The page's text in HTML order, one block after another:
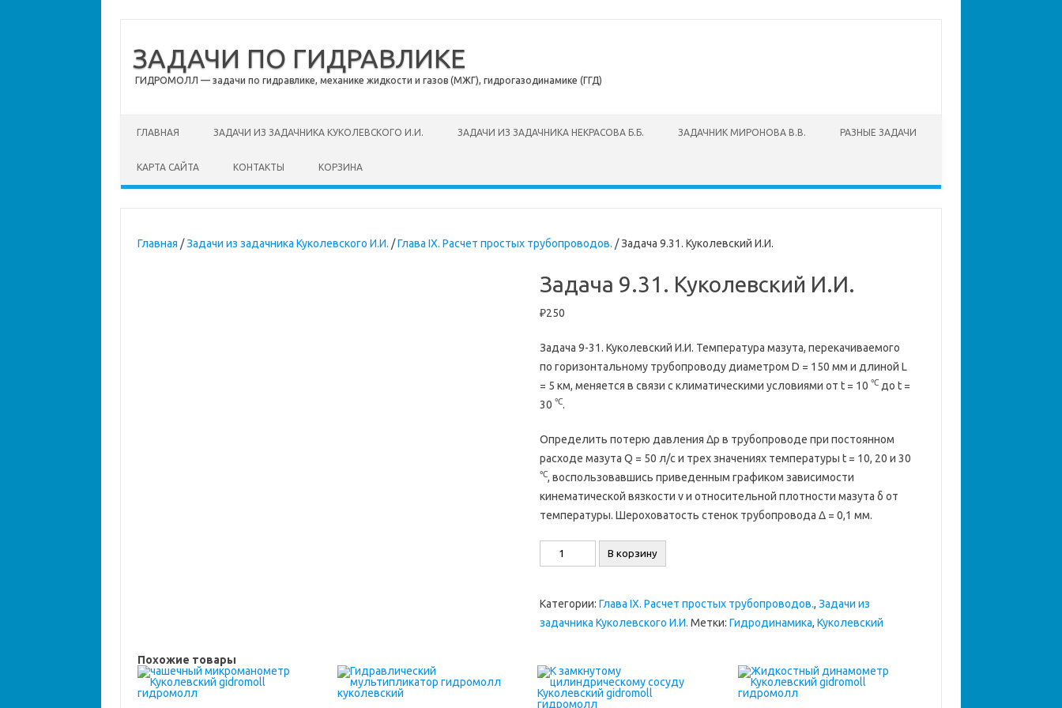
ЗАДАЧИ ПО ГИДРАВЛИКЕ
ГИДРОМОЛЛ — задачи по гидравлике, механике жидкости и газов (МЖГ), гидрогазодинамике (ГГД)
ГЛАВНАЯ ЗАДАЧИ ИЗ ЗАДАЧНИКА КУКОЛЕВСКОГО И.И. ЗАДАЧИ ИЗ ЗАДАЧНИКА НЕКРАСОВА Б.Б. ЗАДАЧНИК МИРОНОВА В.В. РАЗНЫЕ ЗАДАЧИ
КАРТА САЙТА КОНТАКТЫ КОРЗИНА
Главная /Задачи из задачника Куколевского И.И. /Глава IX. Расчет простых трубопроводов. / Задача 9.31. Куколевский И.И.
Задача 9.31. Куколевский И.И.
₽250
Задача 9-31. Куколевский И.И. Температура мазута, перекачиваемого
по горизонтальному трубопроводу диаметром D = 150 мм и длиной L
= 5 км, меняется в связи с климатическими условиями от t = 10℃ до t =
30℃.
Определить потерю давления Δp в трубопроводе при постоянном
расходе мазута Q = 50 л/с и трех значениях температуры t = 10, 20 и 30
℃, воспользовавшись приведенным графиком зависимости
кинематической вязкости ν и относительной плотности мазута δ от
температуры. Шероховатость стенок трубопровода Δ = 0,1 мм.
Количество
товара
9.31.
Куколевский
В корзину
Категории:Глава IX. Расчет простых трубопроводов.,Задачи из
задачника Куколевского И.И. Метки:Гидродинамика,Куколевский
Похожие товары